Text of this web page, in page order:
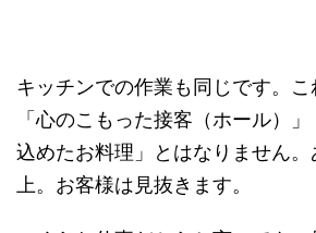
キッチンでの作業も同じです。こ
「心のこもった接客（ホール）
込めたお料理」とはなりません
上。お客様は見抜きます。